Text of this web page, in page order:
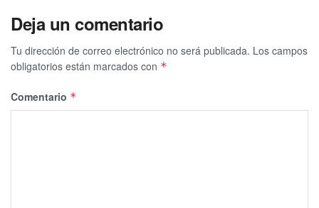
cosas que tú no puedes.
Te puede interesar Leer
Deja un comentario
Tu dirección de correo electrónico no será publicada. Los campos
obligatorios están marcados con *
Comentario *